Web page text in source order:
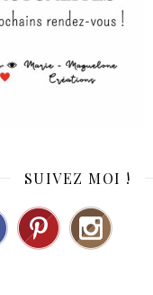
SUIVEZ MOI !